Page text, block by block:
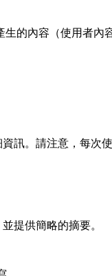
生的內容（使用者
訊。請注意，每次
提供簡略的摘要。